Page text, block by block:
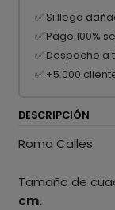
✅ Si llega
✅ Pago 100%
✅ Despacho a
✅ +5.000
DESCRIPCIÓN
Roma Calles
Tamaño de
cm.